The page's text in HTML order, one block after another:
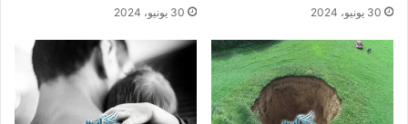
30 يونيو، 2024 30 يونيو، 2024